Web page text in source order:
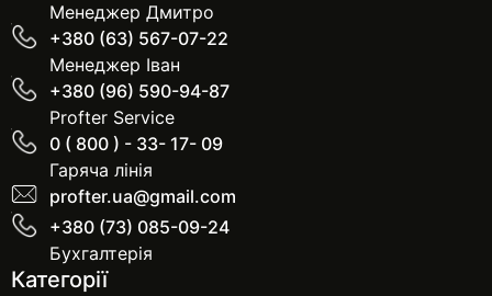
Менеджер Дмитро
+380 (63) 567-07-22
Менеджер Іван
+380 (96) 590-94-87
Profter Service
0 ( 800 ) - 33- 17- 09
Гаряча лінія
profter.ua@gmail.com
+380 (73) 085-09-24
Бухгалтерія
Категорії